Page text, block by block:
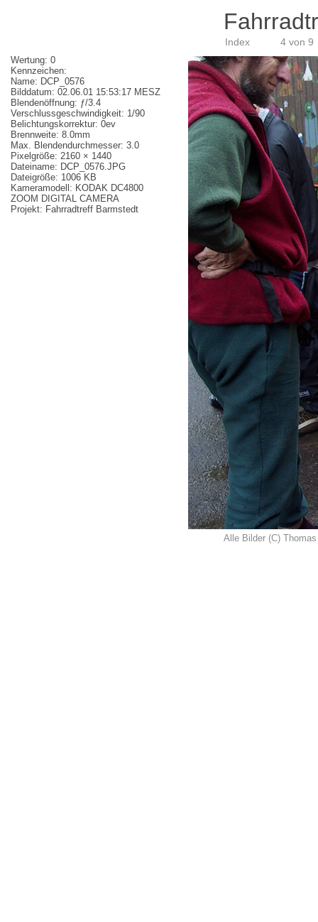
Index 4 von 9
Wertung: 0
Kennzeichen:
Name: DCP_0576
Bilddatum: 02.06.01 15:53:17 MESZ
Blendenöffnung: ƒ/3.4
Verschlussgeschwindigkeit: 1/90
Belichtungskorrektur: 0ev
Brennweite: 8.0mm
Max. Blendendurchmesser: 3.0
Pixelgröße: 2160 × 1440
Dateiname: DCP_0576.JPG
Dateigröße: 1006 KB
Kameramodell: KODAK DC4800
ZOOM DIGITAL CAMERA
Projekt: Fahrradtreff Barmstedt
Alle Bilder (C)